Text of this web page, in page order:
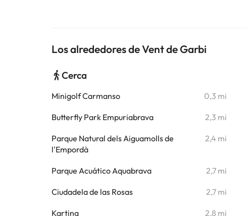
Los alrededores de Vent de Garbi
Cerca
Minigolf Carmanso 0,3 mi
Butterfly Park Empuriabrava 2,3 mi
Parque Natural dels Aiguamolls de
l'Empordà
2,4 mi
Parque Acuático Aquabrava 2,7 mi
Ciudadela de las Rosas 2,7 mi
Karting 2,8 mi